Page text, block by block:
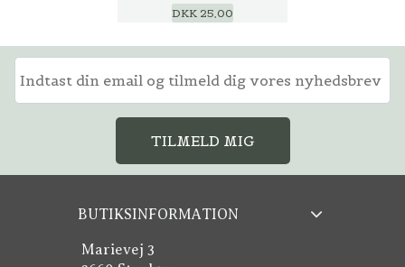
DKK 25,00
TILMELD MIG
BUTIKSINFORMATION
Marievej 3